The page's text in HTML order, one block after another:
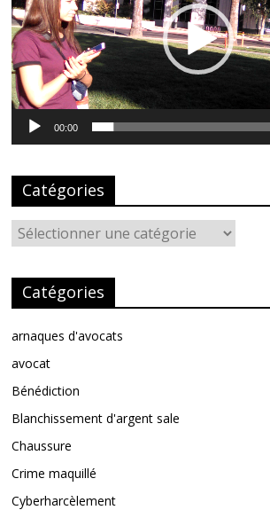
00:00
Catégories
Catégories
Catégories
arnaques d'avocats
avocat
Bénédiction
Blanchissement d'argent sale
Chaussure
Crime maquillé
Cyberharcèlement